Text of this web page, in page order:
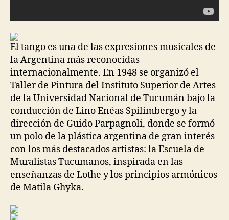
El tango es una de las expresiones musicales de
la Argentina más reconocidas
internacionalmente. En 1948 se organizó el
Taller de Pintura del Instituto Superior de Artes
de la Universidad Nacional de Tucumán bajo la
conducción de Lino Enéas Spilimbergo y la
dirección de Guido Parpagnoli, donde se formó
un polo de la plástica argentina de gran interés
con los más destacados artistas: la Escuela de
Muralistas Tucumanos, inspirada en las
enseñanzas de Lothe y los principios armónicos
de Matila Ghyka.